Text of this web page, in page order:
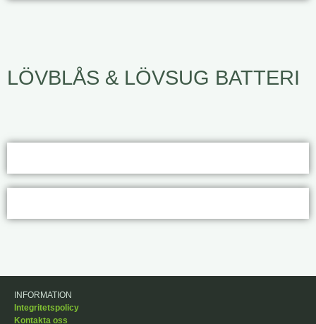
LÖVBLÅS & LÖVSUG BATTERI
INFORMATION
Integritetspolicy
Kontakta oss